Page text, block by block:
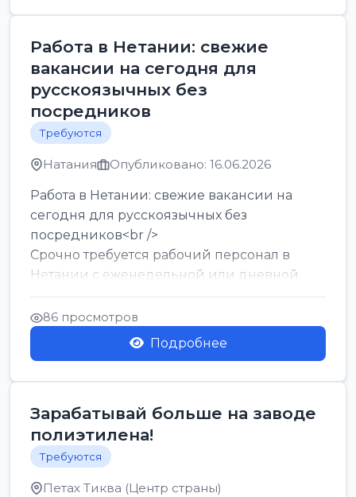
Работа в Нетании: свежие
вакансии на сегодня для
русскоязычных без
посредников
Требуются
Натания Опубликовано: 16.06.2026
Работа в Нетании: свежие вакансии на
сегодня для русскоязычных без
посредников<br />
Срочно требуется рабочий персонал в
Нетании с еженедельной или дневной
оплатой<br />
Свежие вакансии в Нетании дл...
86 просмотров
Подробнее
Зарабатывай больше на заводе
полиэтилена!
Требуются
Петах Тиква (Центр страны)